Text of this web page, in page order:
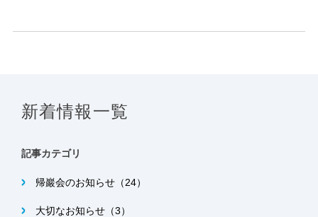
新着情報一覧
記事カテゴリ
帰巖会のお知らせ（24）
大切なお知らせ（3）